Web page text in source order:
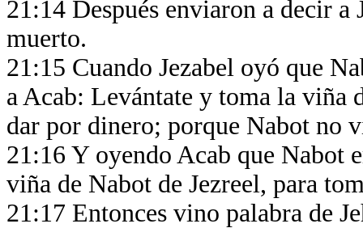
21:14 Después enviaron a decir a
muerto.
21:15 Cuando Jezabel oyó que
a Acab: Levántate y toma la viña
dar por dinero; porque Nabot no
21:16 Y oyendo Acab que Nabot
viña de Nabot de Jezreel, para
21:17 Entonces vino palabra de